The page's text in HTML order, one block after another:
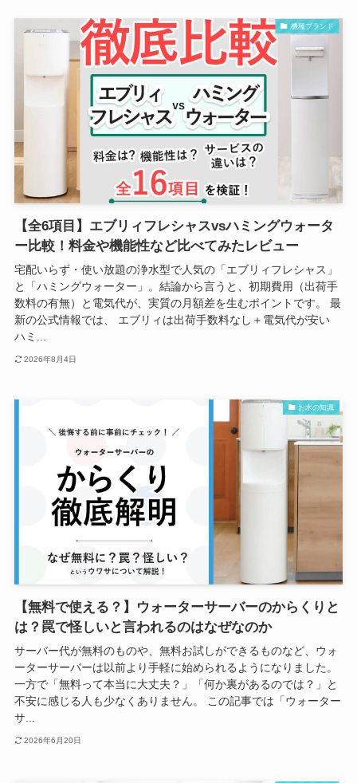
機種ブランド
【全6項目】エブリィフレシャスvsハミングウォータ
ー比較！料金や機能性など比べてみたレビュー
宅配いらず・使い放題の浄水型で人気の「エブリィフレシャス」
と「ハミングウォーター」。結論から言うと、初期費用（出荷手
数料の有無）と電気代が、実質の月額差を生むポイントです。 最
新の公式情報では、 エブリィは出荷手数料なし＋電気代が安い
ハミ...
2026年8月4日
お水の知識
【無料で使える？】ウォーターサーバーのからくりと
は？罠で怪しいと言われるのはなぜなのか
サーバー代が無料のものや、無料お試しができるものなど、ウォ
ーターサーバーは以前より手軽に始められるようになりました。
一方で「無料って本当に大丈夫？」「何か裏があるのでは？」と
不安に感じる人も少なくありません。 この記事では「ウォーター
サ...
2026年6月20日